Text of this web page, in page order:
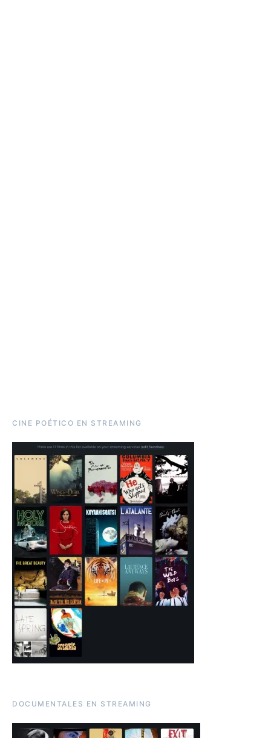
CINE POÉTICO EN STREAMING
DOCUMENTALES EN STREAMING